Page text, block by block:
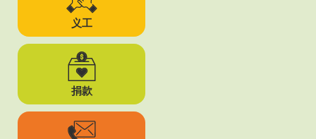
义工
捐款